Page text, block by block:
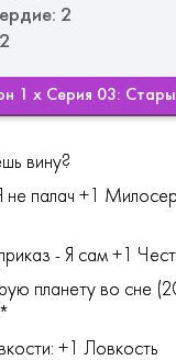
2
1 х Серия 03:
вину?
не палач +1
- Я сам +1
планету во сне
+1 Ловкость